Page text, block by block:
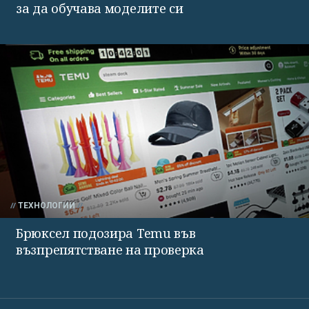
за да обучава моделите си
ТЕХНОЛОГИИ
Брюксел подозира Temu във
възпрепятстване на проверка